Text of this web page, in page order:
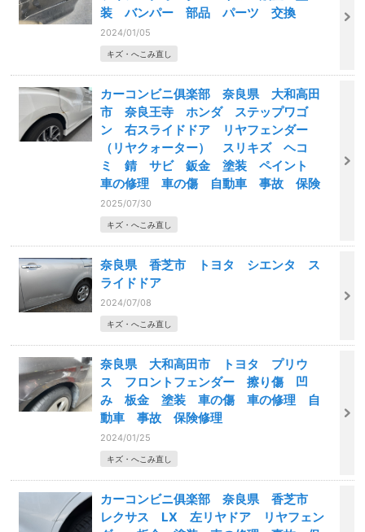
装 バンパー 部品 パーツ 交換
2024/01/05
キズ・へこみ直し
カーコンビニ俱楽部 奈良県 大和高田
市 奈良王寺 ホンダ ステップワゴ
ン 右スライドドア リヤフェンダー
（リヤクォーター） スリキズ ヘコ
ミ 錆 サビ 鈑金 塗装 ペイント
車の修理 車の傷 自動車 事故 保険
2025/07/30
キズ・へこみ直し
奈良県 香芝市 トヨタ シエンタ ス
ライドドア
2024/07/08
キズ・へこみ直し
奈良県 大和高田市 トヨタ プリウ
ス フロントフェンダー 擦り傷 凹
み 板金 塗装 車の傷 車の修理 自
動車 事故 保険修理
2024/01/25
キズ・へこみ直し
カーコンビニ俱楽部 奈良県 香芝市
レクサス LX 左リヤドア リヤフェン